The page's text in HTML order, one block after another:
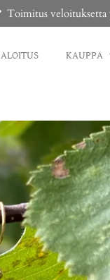
Toimitus
ALOITUS KAUPPA